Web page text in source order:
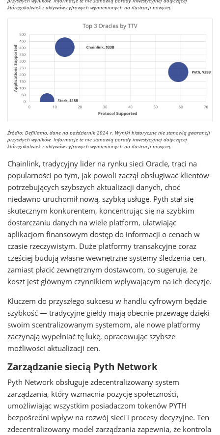
któregokolwiek z aktywów cyfrowych wymienionych na ilustracji powyżej.
Źródło: Defillama, dane na październik 2024 r. Wyniki historyczne nie stanowią gwarancji
przyszłych wyników. Informacje te nie stanowią porady inwestycyjnej dotyczącej
któregokolwiek z aktywów cyfrowych wymienionych na ilustracji powyżej.
Chainlink, tradycyjny lider na rynku sieci Oracle, traci na
popularności po tym, jak powoli zaczął obsługiwać klientów
potrzebujących szybszych aktualizacji danych, choć
niedawno uruchomił nową, szybką usługę. Pyth stał się
skutecznym konkurentem, koncentrując się na szybkim
dostarczaniu danych na wiele platform, ułatwiając
aplikacjom finansowym dostęp do informacji o cenach w
czasie rzeczywistym. Duże platformy transakcyjne coraz
częściej budują własne wewnętrzne systemy śledzenia cen,
zamiast płacić zewnętrznym dostawcom, co sugeruje, że
koszt jest głównym czynnikiem wpływającym na ich decyzje.
Kluczem do przyszłego sukcesu w handlu cyfrowym będzie
szybkość — tradycyjne giełdy mają obecnie przewagę dzięki
swoim scentralizowanym systemom, ale nowe platformy
zaczynają wypełniać tę lukę, opracowując szybsze
możliwości aktualizacji cen.
Zarządzanie siecią Pyth Network
Pyth Network obsługuje zdecentralizowany system
zarządzania, który wzmacnia pozycję społeczności,
umożliwiając wszystkim posiadaczom tokenów PYTH
bezpośredni wpływ na rozwój sieci i procesy decyzyjne. Ten
zdecentralizowany model zarządzania zapewnia, że kontrola